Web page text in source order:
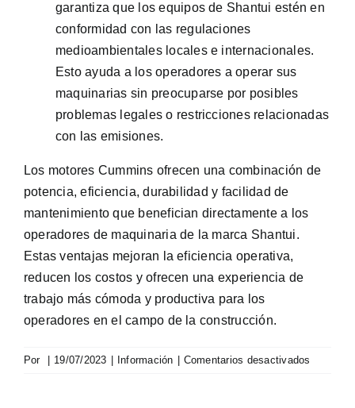
garantiza que los equipos de Shantui estén en
conformidad con las regulaciones
medioambientales locales e internacionales.
Esto ayuda a los operadores a operar sus
maquinarias sin preocuparse por posibles
problemas legales o restricciones relacionadas
con las emisiones.
Los motores Cummins ofrecen una combinación de
potencia, eficiencia, durabilidad y facilidad de
mantenimiento que benefician directamente a los
operadores de maquinaria de la marca Shantui.
Estas ventajas mejoran la eficiencia operativa,
reducen los costos y ofrecen una experiencia de
trabajo más cómoda y productiva para los
operadores en el campo de la construcción.
Por 19/07/2023 Información Comentarios desactivados